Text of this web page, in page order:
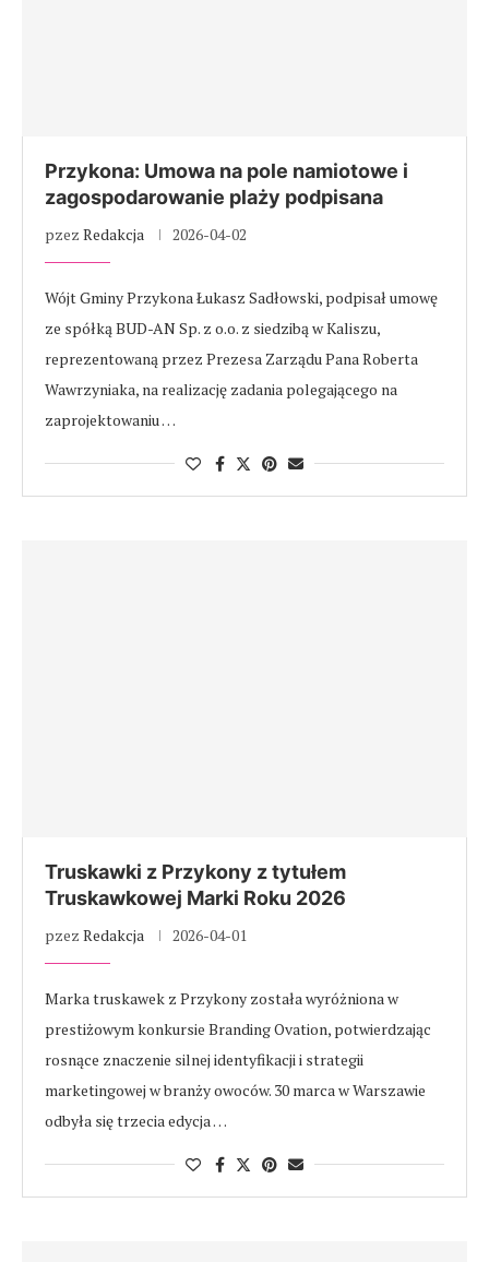
Przykona: Umowa na pole namiotowe i
zagospodarowanie plaży podpisana
pzez Redakcja 2026-04-02
Wójt Gminy Przykona Łukasz Sadłowski, podpisał umowę
ze spółką BUD-AN Sp. z o.o. z siedzibą w Kaliszu,
reprezentowaną przez Prezesa Zarządu Pana Roberta
Wawrzyniaka, na realizację zadania polegającego na
zaprojektowaniu …
Truskawki z Przykony z tytułem
Truskawkowej Marki Roku 2026
pzez Redakcja 2026-04-01
Marka truskawek z Przykony została wyróżniona w
prestiżowym konkursie Branding Ovation, potwierdzając
rosnące znaczenie silnej identyfikacji i strategii
marketingowej w branży owoców. 30 marca w Warszawie
odbyła się trzecia edycja …